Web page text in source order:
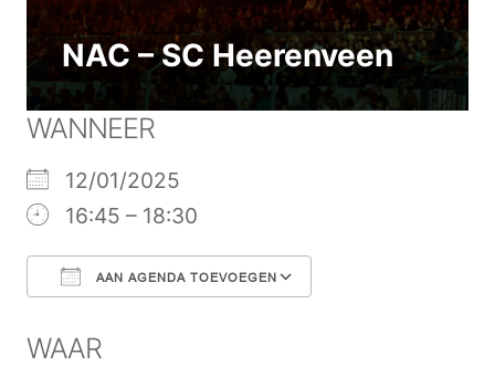
NAC – SC Heerenveen
WANNEER
12/01/2025
16:45 – 18:30
AAN AGENDA TOEVOEGEN
WAAR